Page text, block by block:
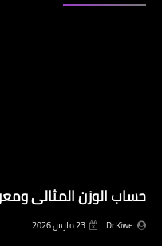
حساب الوزن المثالى
Dr.Kiwe 23 مارس 2026